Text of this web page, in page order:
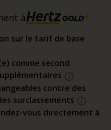
à
sur le tarif de base
comme second
contre des
surclassements
vous directement à